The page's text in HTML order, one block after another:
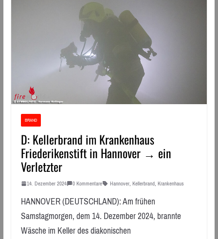
BRAND
D: Kellerbrand im Krankenhaus
Friederikenstift in Hannover → ein
Verletzter
14. Dezember 2024 0 Kommentare Hannover, Kellerbrand, Krankenhaus
HANNOVER (DEUTSCHLAND): Am frühen
Samstagmorgen, dem 14. Dezember 2024, brannte
Wäsche im Keller des diakonischen